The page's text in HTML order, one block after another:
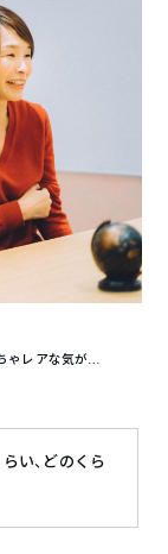
ゃレアな気が…
い、どのくら